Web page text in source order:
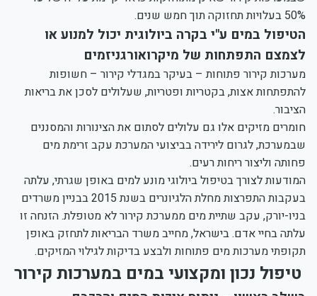
50% בעלויות תחזוקה תוך חמש שנים.
הטיפול במים ע"י בקרה ביולוגית יכול למנוע או
לצמצם התפתחות של מיקרואורגניזמים
מערכות קירור פתוחות – בעיקר במגדלי קירור – חשופות
להתפתחות אצות, בקטריות ופטריות, שעלולים לסכן את בריאות
הציבור.
חומרים מזיקים אלו גם עלולים לסתום את הצינורות והמסננים
שבמערכת, לגרום לירידה בביצועי המערכת עקב זרימת מים
פחותה וליצור ריחות רעים.
המודעות לצורך בטיפול ביולוגי מונע למים באופן שגרתי, עלתה
בעקבות התפרצות מחלת הלגיונרים בשנת 2015 בבניין משרדים
בניו-יורק, עקב שתיית מים ממערכת קירור לא מטופלת. הזנחה זו
עלתה בחיי אדם. בישראל, מחייב משרד הבריאות לתחזק באופן
תקופתי מערכות מים פתוחות ולבצע בדיקות לגילוי המזיקים.
טיפול נכון ומקצועי במים במערכות קירור